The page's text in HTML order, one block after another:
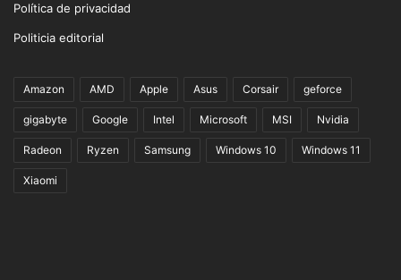
Política de privacidad
Politicia editorial
Amazon AMD Apple Asus Corsair geforce
gigabyte Google Intel Microsoft MSI Nvidia
Radeon Ryzen Samsung Windows 10 Windows 11
Xiaomi